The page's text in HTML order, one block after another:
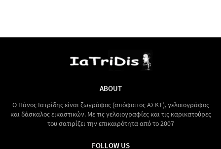
ABOUT
Ο Πάνος Ιατρίδης είναι ζωγράφος (απόφοιτος ΑΣΚΤ), γελοιογράφος
και δάσκαλος εικαστικών. Με τις γελοιογραφίες και τις καρικατούρες
του σατιρίζει την επικαιρότητα από το 2007
FOLLOW US